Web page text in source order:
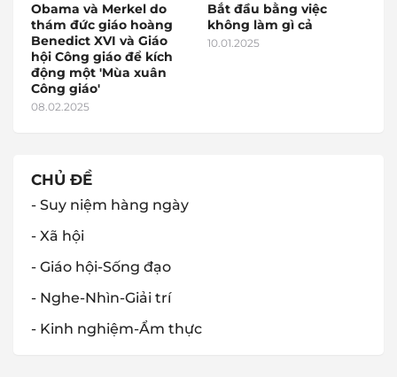
Obama và Merkel do
thám đức giáo hoàng
Benedict XVI và Giáo
hội Công giáo để kích
động một 'Mùa xuân
Công giáo'
08.02.2025
Bắt đầu bằng việc
không làm gì cả
10.01.2025
CHỦ ĐỀ
- Suy niệm hàng ngày
- Xã hội
- Giáo hội-Sống đạo
- Nghe-Nhìn-Giải trí
- Kinh nghiệm-Ẩm thực